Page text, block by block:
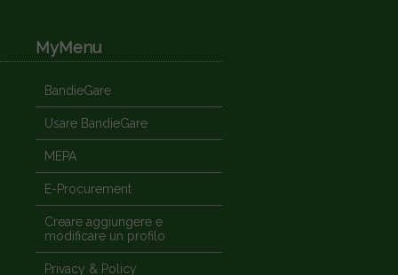
MyMenu
BandieGare
Usare BandieGare
MEPA
E-Procurement
Creare aggiungere e
modificare un profilo
Privacy & Policy